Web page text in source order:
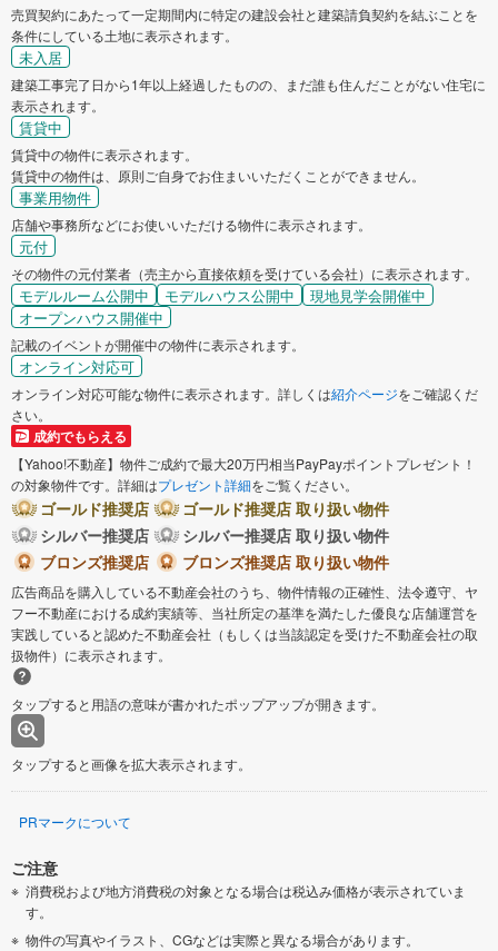
売買契約にあたって一定期間内に特定の建設会社と建築請負契約を結ぶことを
条件にしている土地に表示されます。
未入居
建築工事完了日から1年以上経過したものの、まだ誰も住んだことがない住宅に
表示されます。
賃貸中
賃貸中の物件に表示されます。
賃貸中の物件は、原則ご自身でお住まいいただくことができません。
事業用物件
店舗や事務所などにお使いいただける物件に表示されます。
元付
その物件の元付業者（売主から直接依頼を受けている会社）に表示されます。
モデルルーム公開中 モデルハウス公開中
現地見学会開催中
オープンハウス開催中
記載のイベントが開催中の物件に表示されます。
オンライン対応可
オンライン対応可能な物件に表示されます。詳しくは紹介ページをご確認くだ
さい。
成約でもらえる
【Yahoo!不動産】物件ご成約で最大20万円相当PayPayポイントプレゼント！
の対象物件です。詳細はプレゼント詳細をご覧ください。
ゴールド推奨店
ゴールド推奨店 取り扱い物件
シルバー推奨店
シルバー推奨店 取り扱い物件
ブロンズ推奨店
ブロンズ推奨店 取り扱い物件
広告商品を購入している不動産会社のうち、物件情報の正確性、法令遵守、ヤ
フー不動産における成約実績等、当社所定の基準を満たした優良な店舗運営を
実践していると認めた不動産会社（もしくは当該認定を受けた不動産会社の取
扱物件）に表示されます。
タップすると用語の意味が書かれたポップアップが開きます。
タップすると画像を拡大表示されます。
PRマークについて
ご注意
消費税および地方消費税の対象となる場合は税込み価格が表示されていま
す。
物件の写真やイラスト、CGなどは実際と異なる場合があります。